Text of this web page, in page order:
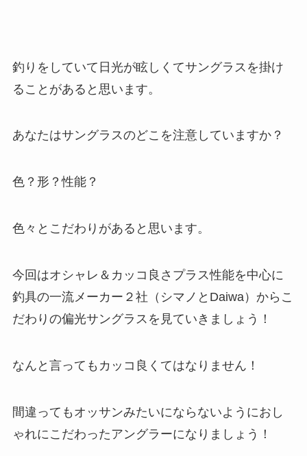
釣りをしていて日光が眩しくてサングラスを掛け
ることがあると思います。
あなたはサングラスのどこを注意していますか？
色？形？性能？
色々とこだわりがあると思います。
今回はオシャレ＆カッコ良さプラス性能を中心に
釣具の一流メーカー２社（シマノとDaiwa）からこ
だわりの偏光サングラスを見ていきましょう！
なんと言ってもカッコ良くてはなりません！
間違ってもオッサンみたいにならないようにおし
ゃれにこだわったアングラーになりましょう！